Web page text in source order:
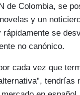
de Colombia, se
y un
rápidamente se
no canónico.
cada vez que